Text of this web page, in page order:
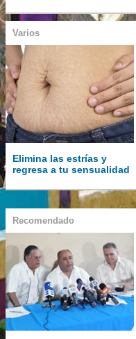
Varios
Elimina las estrías y
regresa a tu sensualidad
Recomendado